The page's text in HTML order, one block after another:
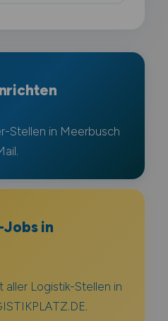
Stellen in Meerbusch
Jobs in
aller Logistik-Stellen in